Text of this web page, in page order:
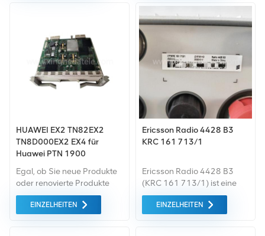
Standard. Wir kaufen nur
Markt. All dies wird zum
bestmöglichen Preis
angeboten.
Standard. Wir kaufen nur
Geräte von höchster
Qualität auf dem grünen
Markt ein. All dies wird zum
bestmöglichen Preis
angeboten.
HUAWEI EX2 TN82EX2
TN8D000EX2 EX4 für
Huawei PTN 1900
PTN3900
Egal, ob Sie neue Produkte
oder renovierte Produkte
benötigen, wir kümmern uns
um alles Garantie als
Green-Market-Geräte der
EINZELHEITEN
Ericsson Radio 4428 B3
KRC 161 713/1
Ericsson Radio 4428 B3
(KRC 161 713/1) ist eine
Remote Radio Unit (RRU) für
den Außenbereich für FDD
(WCDMA) und 4G (LTE)
EINZELHEITEN